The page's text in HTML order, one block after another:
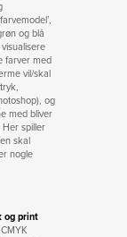
og blå
farver med
vil/skal
og
med bliver
Her spiller
skal
nogle
og print